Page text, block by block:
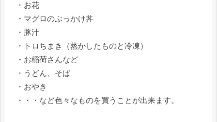
・お花
・マグロのぶっかけ丼
・豚汁
・トロちまき（蒸かしたものと冷凍）
・お稲荷さんなど
・うどん、そば
・おやき
・・・など色々なものを買うことが出来ます。